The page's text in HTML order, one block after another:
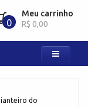
0
Meu carrinho
R$ 0,00
do